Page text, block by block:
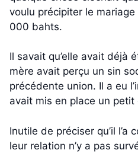
voulu précipiter le
000 bahts.
Il savait qu’elle avait déjà
mère avait perçu un sin
précédente union. Il a eu
avait mis en place un
Inutile de préciser qu’il
leur relation n’y a pas